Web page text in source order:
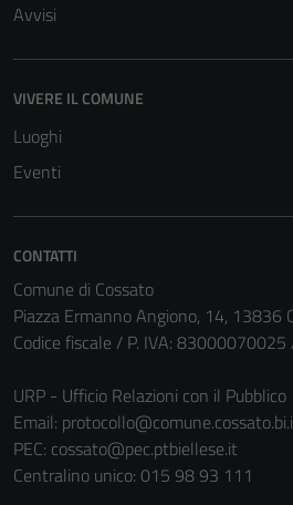
Avvisi
VIVERE IL COMUNE
Luoghi
Eventi
CONTATTI
Comune di Cossato
Piazza Ermanno Angiono, 14, 13836
Codice fiscale / P. IVA:
URP - Ufficio Relazioni con il Pubblico
Email:
PEC: cossato@pec.ptbiellese.it
Centralino unico: 015 98 93 111